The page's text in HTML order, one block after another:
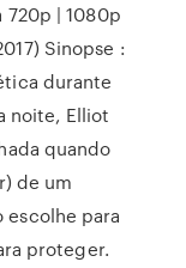
720p | 1080p
Sinopse :
durante
noite, Elliot
quando
de um
para
proteger.